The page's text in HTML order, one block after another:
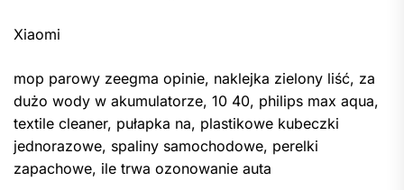
Xiaomi
mop parowy zeegma opinie, naklejka zielony liść, za
dużo wody w akumulatorze, 10 40, philips max aqua,
textile cleaner, pułapka na, plastikowe kubeczki
jednorazowe, spaliny samochodowe, perelki
zapachowe, ile trwa ozonowanie auta